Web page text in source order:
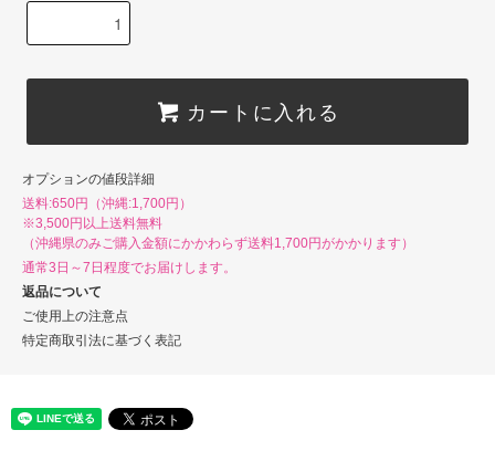
カートに入れる
オプションの値段詳細
送料:650円（沖縄:1,700円）
※3,500円以上送料無料
（沖縄県のみご購入金額にかかわらず送料1,700円がかかります）
通常3日～7日程度でお届けします。
返品について
ご使用上の注意点
特定商取引法に基づく表記